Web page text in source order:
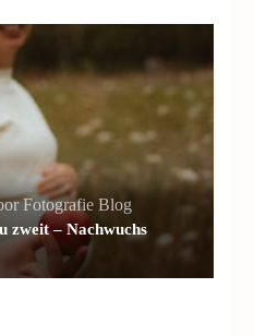
Fotografie Blog
zweit – Nachwuchs